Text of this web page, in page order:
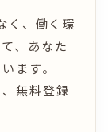
く、働く環
、あなた
ます。
無料登録